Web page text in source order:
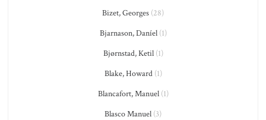
Bizet, Georges (28)
Bjarnason, Daníel(1)
Bjørnstad, Ketil(1)
Blake, Howard(1)
Blancafort, Manuel(1)
Blasco Manuel (3)